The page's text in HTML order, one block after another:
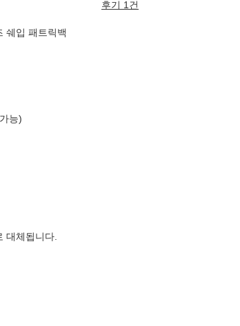
후기 1건
쉐입 패트릭백
능)
대체됩니다.